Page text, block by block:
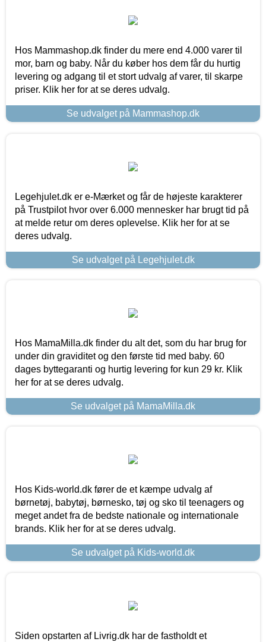
Hos Mammashop.dk finder du mere end 4.000 varer til
mor, barn og baby. Når du køber hos dem får du hurtig
levering og adgang til et stort udvalg af varer, til skarpe
priser. Klik her for at se deres udvalg.
Se udvalget på Mammashop.dk
Legehjulet.dk er e-Mærket og får de højeste karakterer
på Trustpilot hvor over 6.000 mennesker har brugt tid på
at melde retur om deres oplevelse. Klik her for at se
deres udvalg.
Se udvalget på Legehjulet.dk
Hos MamaMilla.dk finder du alt det, som du har brug for
under din graviditet og den første tid med baby. 60
dages byttegaranti og hurtig levering for kun 29 kr. Klik
her for at se deres udvalg.
Se udvalget på MamaMilla.dk
Hos Kids-world.dk fører de et kæmpe udvalg af
børnetøj, babytøj, børnesko, tøj og sko til teenagers og
meget andet fra de bedste nationale og internationale
brands. Klik her for at se deres udvalg.
Se udvalget på Kids-world.dk
Siden opstarten af Livrig.dk har de fastholdt et